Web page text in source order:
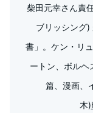
柴田元幸さん責
ブリッシング)
書」。ケン・リ
ートン、ボルヘ
篇、漫画、
木)